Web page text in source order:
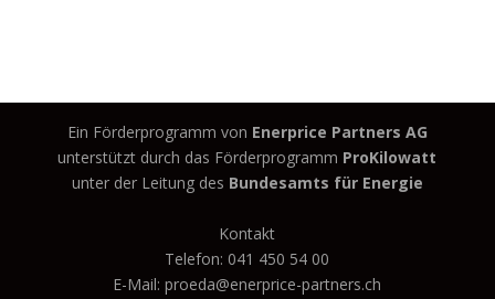
Ein Förderprogramm von Enerprice Partners AG
unterstützt durch das Förderprogramm ProKilowatt
unter der Leitung des Bundesamts für Energie
Kontakt
Telefon: 041 450 54 00
E-Mail: proeda@enerprice-partners.ch